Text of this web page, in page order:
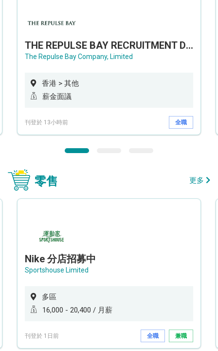
THE REPULSE BAY RECRUITMENT DAY 淺水灣影灣園人才招聘會
The Repulse Bay Company, Limited
香港 > 其他
薪金面議
刊登於 13小時前 全職
零售 更多
Nike 分店招募中
Sportshouse Limited
多區
16,000 - 20,400 / 月薪
刊登於 1日前 全職 兼職